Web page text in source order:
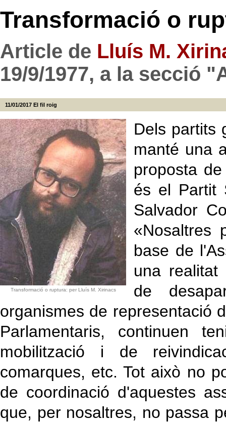
Transformació o
Article de Lluís M.
19/9/1977, a la secció
11/01/2017 El fil roig
Transformació o ruptura: per Lluís M. Xirinacs
Dels partits
manté una
proposta
és el Partit
Salvador
«Nosaltres
base de
una realitat
de
organismes de representació
Parlamentaris, continuen
mobilització i de
comarques, etc. Tot això no
de coordinació d'aquestes
que, per nosaltres, no passa